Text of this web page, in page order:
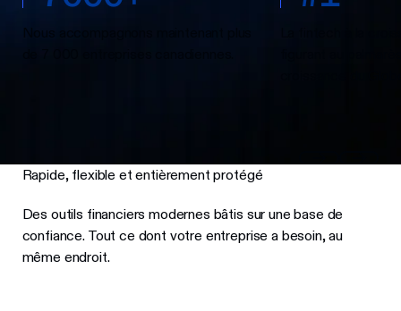
Nous accompagnons maintenant plus
Rapide, flexible et entièrement protégé
Des outils financiers modernes bâtis sur une base de
confiance. Tout ce dont votre entreprise a besoin, au
même endroit.